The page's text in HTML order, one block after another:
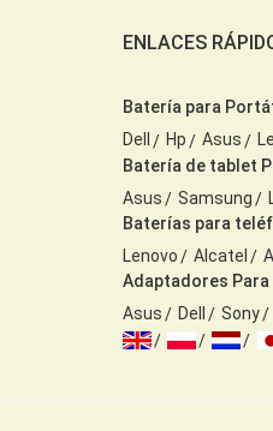
ENLACES
Batería para
Dell
Hp Asus
Batería de tablet
Asus
Samsung
Baterías para
Lenovo
Alcatel
Adaptadores
Asus
Dell Sony